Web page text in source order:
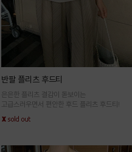
반팔 플리츠 후드티
은은한 플리츠 결감이 돋보이는
고급스러우면서 편안한 후드 플리츠 후드티!